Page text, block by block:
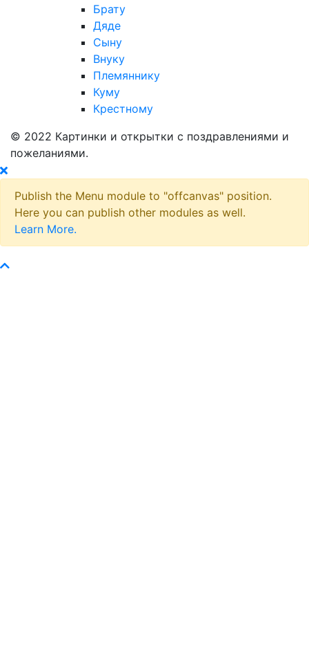
Брату
Дяде
Сыну
Внуку
Племяннику
Куму
Крестному
© 2022 Картинки и открытки с поздравлениями и
пожеланиями.
Publish the Menu module to "offcanvas" position.
Here you can publish other modules as well.
Learn More.